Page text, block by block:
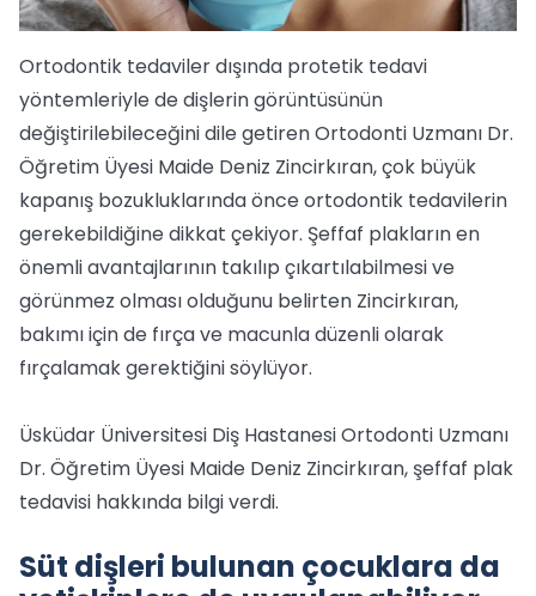
Ortodontik tedaviler dışında protetik tedavi
yöntemleriyle de dişlerin görüntüsünün
değiştirilebileceğini dile getiren Ortodonti Uzmanı Dr.
Öğretim Üyesi Maide Deniz Zincirkıran, çok büyük
kapanış bozukluklarında önce ortodontik tedavilerin
gerekebildiğine dikkat çekiyor. Şeffaf plakların en
önemli avantajlarının takılıp çıkartılabilmesi ve
görünmez olması olduğunu belirten Zincirkıran,
bakımı için de fırça ve macunla düzenli olarak
fırçalamak gerektiğini söylüyor.
Üsküdar Üniversitesi Diş Hastanesi Ortodonti Uzmanı
Dr. Öğretim Üyesi Maide Deniz Zincirkıran, şeffaf plak
tedavisi hakkında bilgi verdi.
Süt dişleri bulunan çocuklara da